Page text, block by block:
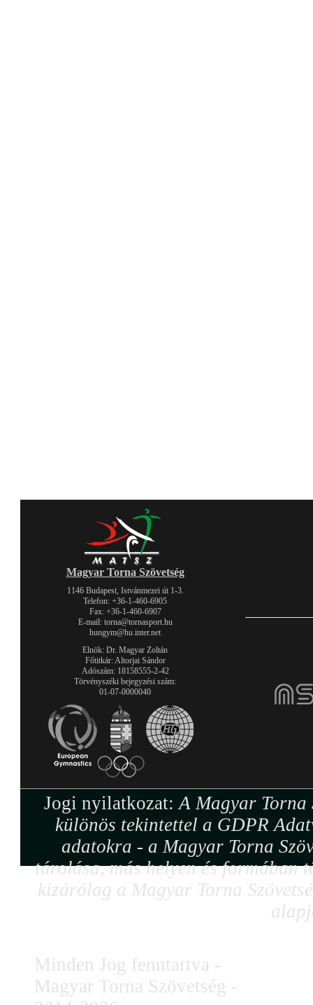
Magyar Torna Szövetség
1146 Budapest, Istvánmezei út 1-3.
Telefon: +36-1-460-6905
Fax: +36-1-460-6907
E-mail: torna@tornasport.hu
hungym@hu.inter.net
Elnök: Dr. Magyar Zoltán
Főtitkár: Altorjai Sándor
Adószám: 18158555-2-42
Törvényszéki bejegyzési szám:
01-07-0000040
Jogi nyilatkozat:A Magyar Torna
különös tekintettel a GDPR
adatokra - a Magyar Torna
tárolása, más helyen és formában
kizárólag a Magyar Torna
Minden Jog fenntartva -
Magyar Torna Szövetség -